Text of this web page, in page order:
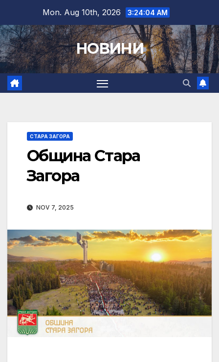
content
Mon. Aug 10th, 2026 3:24:05 AM
НОВИНИ
СТАРА ЗАГОРА
Община Стара
Загора
NOV 7, 2025